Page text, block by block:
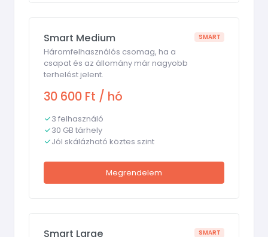
Smart Medium
Háromfelhasználós csomag, ha a
csapat és az állomány már nagyobb
terhelést jelent.
SMART
30 600 Ft / hó
3 felhasználó
30 GB tárhely
Jól skálázható köztes szint
Megrendelem
Smart Large SMART